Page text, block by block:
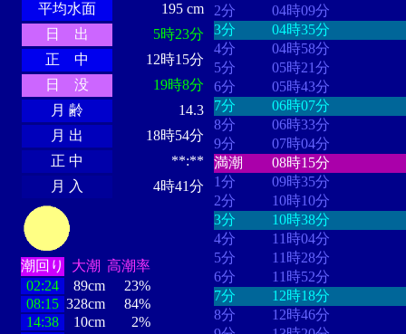
平均水面
195 cm
日 出
5時23分
正 中
12時15分
日 没
19時8分
月 齢
14.3
月 出
18時54分
正 中
**:**
月 入
4時41分
潮回り 大潮 高潮率
02:24
89cm
23%
08:15 328cm
84%
14:38
10cm
2%
2分
04時09分
3分
04時35分
4分
04時58分
5分
05時21分
6分
05時43分
7分
06時07分
8分
06時33分
9分
07時04分
満潮
08時15分
1分
09時35分
2分
10時10分
3分
10時38分
4分
11時04分
5分
11時28分
6分
11時52分
7分
12時18分
8分
12時46分